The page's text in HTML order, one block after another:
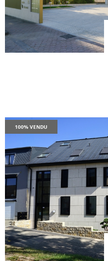
100% VENDU